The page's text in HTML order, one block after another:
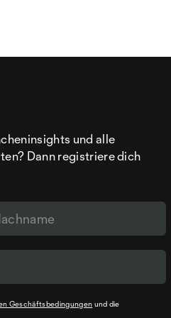
und alle
Dann registriere dich
Geschäftsbedingungen und die